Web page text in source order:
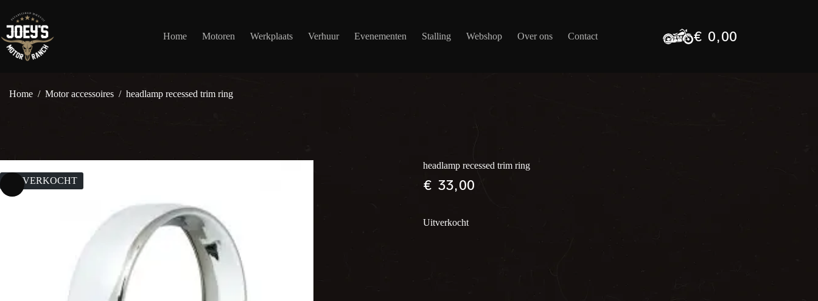
naar
de
inhoud
Home Motoren Werkplaats Verhuur Evenementen Stalling Webshop Over ons Contact Winkelwagen
€0,00
Home / Motor accessoires / headlamp recessed trim ring
UITVERKOCHT
headlamp recessed trim ring
€33,00
Uitverkocht